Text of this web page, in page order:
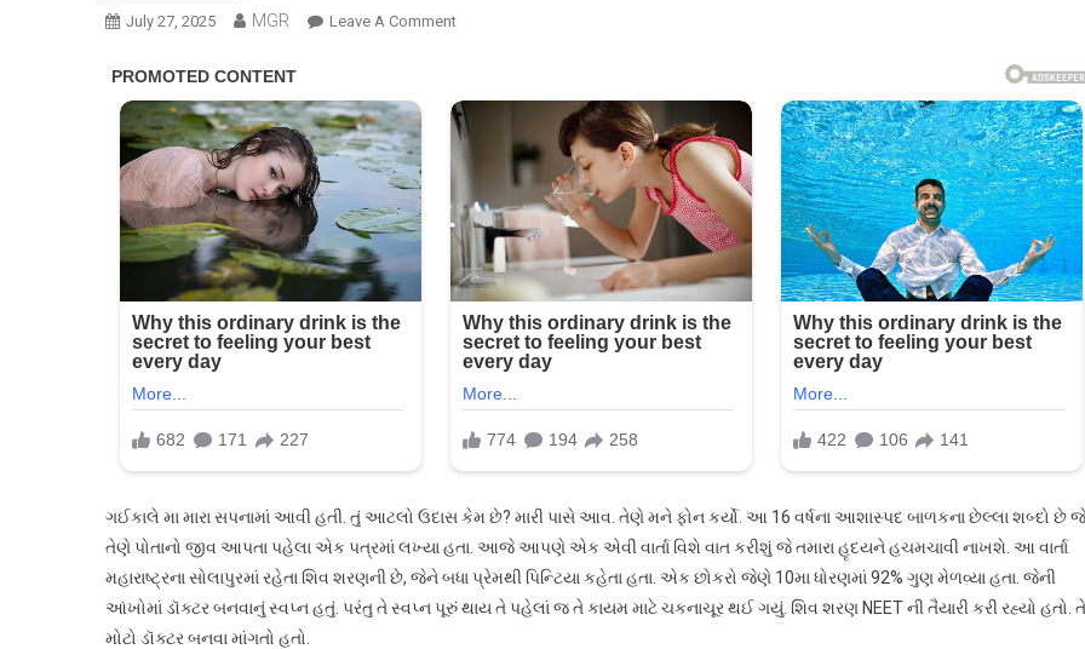
July 27, 2025 MGR Leave A CommentOn
સ્વપ્નમાં
આવી
બોલાવ્યો..”
NEET
ના
વિદ્યાર્થીની
દર્દનાક
કહાની
ગઈકાલે મા મારા સપનામાં આવી હતી. તું આટલો ઉદાસ કેમ છે? મારી પાસે આવ. તેણે મને ફોન કર્યો. આ 16 વર્ષના આશાસ્પદ બાળકના છેલ્લા શબ્દો છે જે
તેણે પોતાનો જીવ આપતા પહેલા એક પત્રમાં લખ્યા હતા. આજે આપણે એક એવી વાર્તા વિશે વાત કરીશું જે તમારા હૃદયને હચમચાવી નાખશે. આ વાર્તા
મહારાષ્ટ્રના સોલાપુરમાં રહેતા શિવ શરણની છે, જેને બધા પ્રેમથી પિન્ટિયા કહેતા હતા. એક છોકરો જેણે 10મા ધોરણમાં 92% ગુણ મેળવ્યા હતા. જેની
આંખોમાં ડૉક્ટર બનવાનું સ્વપ્ન હતું. પરંતુ તે સ્વપ્ન પૂરું થાય તે પહેલાં જ તે કાયમ માટે ચકનાચૂર થઈ ગયું. શિવ શરણ NEET ની તૈયારી કરી રહ્યો હતો. તે
મોટો ડૉક્ટર બનવા માંગતો હતો.